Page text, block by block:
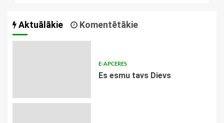
Aktuālākie Komentētākie
E-APCERES
Es esmu tavs Dievs